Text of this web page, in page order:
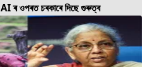
AI ৰ ওপৰত চৰকাৰে দিছে গুৰুত্ব